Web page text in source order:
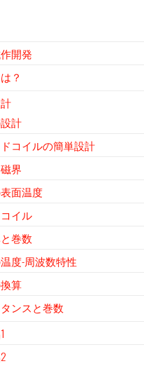
開発
？
計
コイルの簡単設計
界
面温度
イル
巻数
度-周波数特性
算
ンスと巻数